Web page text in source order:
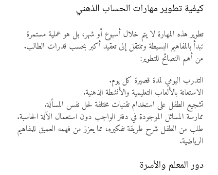
كيفية تطوير مهارات الحساب الذهني
تطوير هذه المهارة لا يتم خلال أسبوع أو شهر، بل هو عملية مستمرة
تبدأ بالمفاهيم البسيطة وتنتقل إلى تعقيد أكبر بحسب قدرات الطالب.
من أهم النصائح للتطوير:
التدرب اليومي لمدة قصيرة كل يوم.
الاستعانة بالألعاب التعليمية والأنشطة الذهنية.
تشجيع الطفل على استخدام تقنيات مختلفة لحل نفس المسألة.
ممارسة المسائل الموجودة في دفتر الواجب دون استعمال الآلة الحاسبة.
طلب من الطفل شرح طريقة تفكيره، مما يعزز من فهمه العميق للمفاهيم
الرياضية.
دور المعلم والأسرة